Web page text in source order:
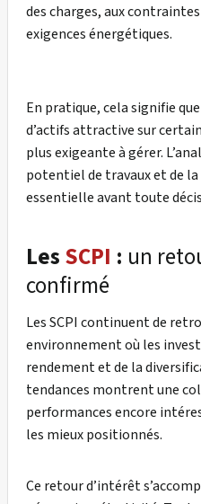
des charges, aux
exigences énergétiques.
En pratique, cela signifie
d’actifs attractive sur
plus exigeante à gérer.
potentiel de travaux et de
essentielle avant toute
LesSCPI : un
confirmé
Les SCPI continuent de
environnement où les
rendement et de la
tendances montrent une
performances encore
les mieux positionnés.
Ce retour d’intérêt